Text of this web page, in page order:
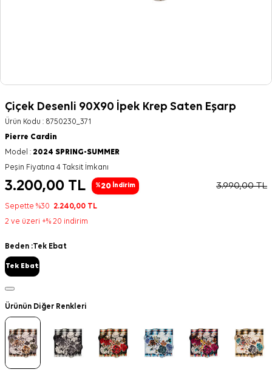
Çiçek Desenli 90X90 İpek Krep Saten Eşarp
Ürün Kodu : 8750230_371
Pierre Cardin
Model : 2024 SPRING-SUMMER
Peşin Fiyatına 4 Taksit İmkanı
3.200,00 TL %20 İndirim 3.990,00TL
Sepette %30 2.240,00 TL
2 ve üzeri +% 20 indirim
Beden :Tek Ebat
Tek Ebat
Ürünün Diğer Renkleri